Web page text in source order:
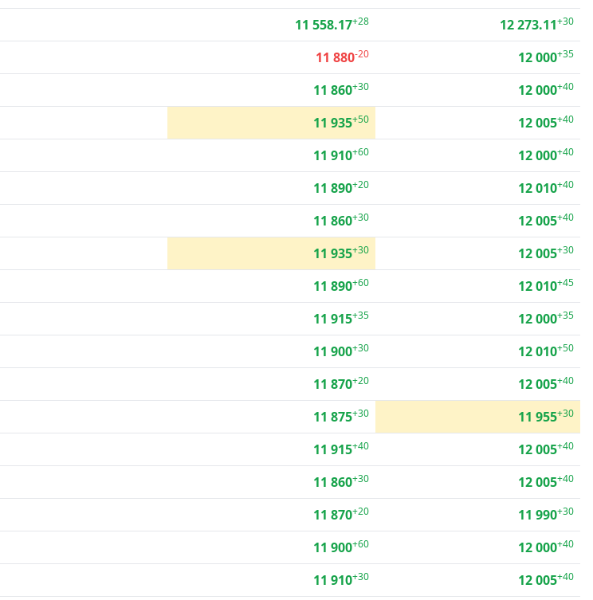
11 558.17+28 12 273.11+30
11 880-20 12 000+35
11 860+30 12 000+40
11 935+50 12 005+40
11 910+60 12 000+40
11 890+20 12 010+40
11 860+30 12 005+40
11 935+30 12 005+30
11 890+60 12 010+45
11 915+35 12 000+35
11 900+30 12 010+50
11 870+20 12 005+40
11 875+30 11 955+30
11 915+40 12 005+40
11 860+30 12 005+40
11 870+20 11 990+30
11 900+60 12 000+40
11 910+30 12 005+40